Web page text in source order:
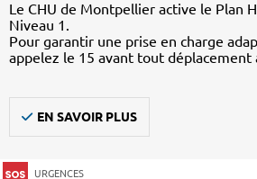
Le CHU de Montpellier active le Plan
Niveau 1.
Pour garantir une prise en charge
appelez le 15 avant tout déplacement
EN SAVOIR PLUS
URGENCES